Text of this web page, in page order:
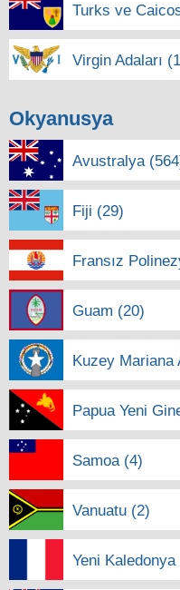
Turks ve
Virgin Adaları
Okyanusya
Avustralya
Fiji (29)
Fransız
Guam (20)
Kuzey Mariana
Papua Yeni
Samoa (4)
Vanuatu (2)
Yeni Kaledonya